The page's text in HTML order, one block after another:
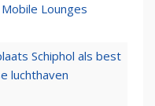
Lounges
Schiphol als best
luchthaven